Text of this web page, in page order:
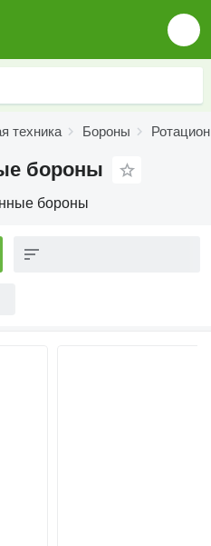
техника Бороны
бороны
бороны